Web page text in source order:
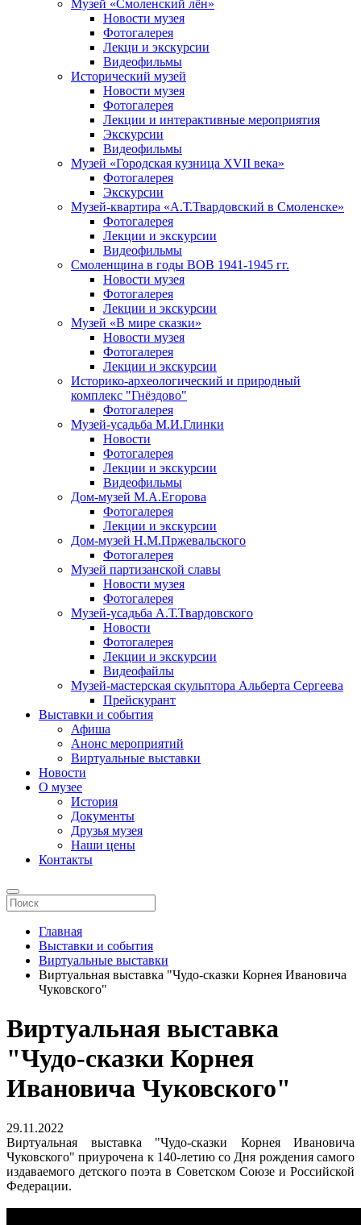
Музей «Смоленский лён»
Новости музея
Фотогалерея
Лекци и экскурсии
Видеофильмы
Исторический музей
Новости музея
Фотогалерея
Лекции и интерактивные мероприятия
Экскурсии
Видеофильмы
Музей «Городская кузница XVII века»
Фотогалерея
Экскурсии
Музей-квартира «А.Т.Твардовский в Смоленске»
Фотогалерея
Лекции и экскурсии
Видеофильмы
Смоленщина в годы ВОВ 1941-1945 гг.
Новости музея
Фотогалерея
Лекции и экскурсии
Музей «В мире сказки»
Новости музея
Фотогалерея
Лекции и экскурсии
Историко-археологический и природный
комплекс "Гнёздово"
Фотогалерея
Музей-усадьба М.И.Глинки
Новости
Фотогалерея
Лекции и экскурсии
Видеофильмы
Дом-музей М.А.Егорова
Фотогалерея
Лекции и экскурсии
Дом-музей Н.М.Пржевальского
Фотогалерея
Музей партизанской славы
Новости музея
Фотогалерея
Музей-усадьба А.Т.Твардовского
Новости
Фотогалерея
Лекции и экскурсии
Видеофайлы
Музей-мастерская скульптора Альберта Сергеева
Прейскурант
Выставки и события
Афиша
Анонс мероприятий
Виртуальные выставки
Новости
О музее
История
Документы
Друзья музея
Наши цены
Контакты
Главная
Выставки и события
Виртуальные выставки
Виртуальная выставка "Чудо-сказки Корнея Ивановича
Чуковского"
Виртуальная выставка
"Чудо-сказки Корнея
Ивановича Чуковского"
29.11.2022
Виртуальная выставка "Чудо-сказки Корнея Ивановича
Чуковского" приурочена к 140-летию со Дня рождения самого
издаваемого детского поэта в Советском Союзе и Российской
Федерации.